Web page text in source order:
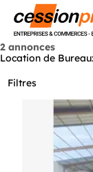
2 annonces
Location de
Filtres